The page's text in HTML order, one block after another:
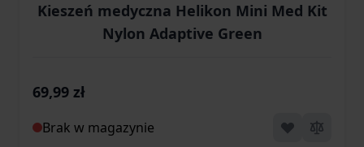
Kieszeń medyczna Helikon Mini Med Kit
Nylon Adaptive Green
69,99 zł
Brak w magazynie